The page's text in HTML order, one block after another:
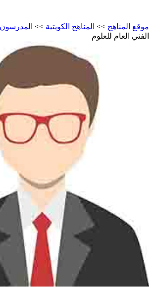
موقع المناهج >> المناهج الكويتية >> المدرسون
الفني العام للعلوم